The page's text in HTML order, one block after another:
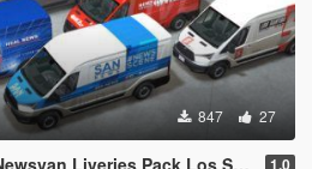
847 27
Liveries Pack Los Santos 1.0